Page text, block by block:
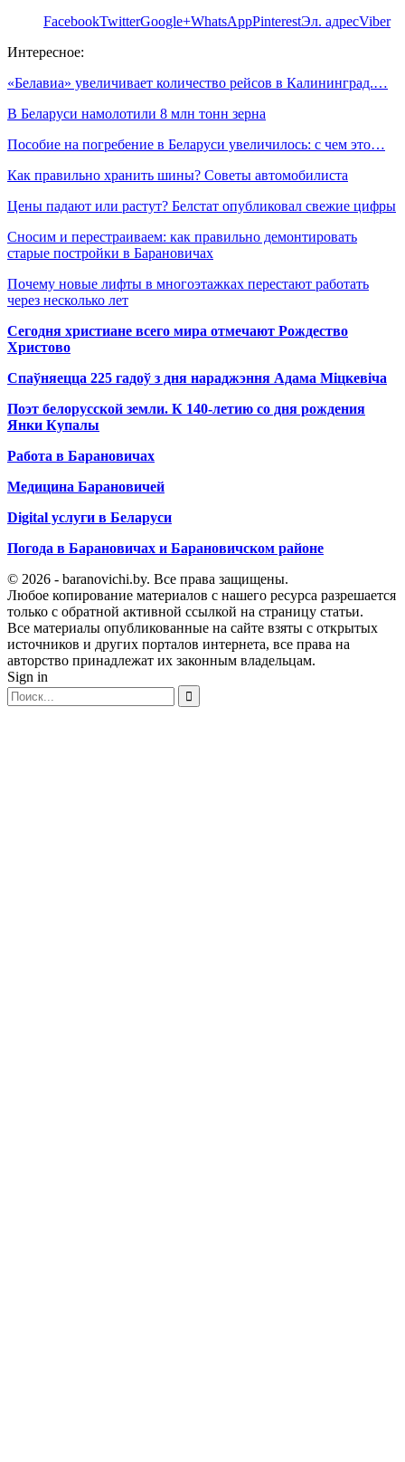
FacebookTwitterGoogle+WhatsAppPinterestЭл. адресViber
Интересное:
«Белавиа» увеличивает количество рейсов в Калининград.…
В Беларуси намолотили 8 млн тонн зерна
Пособие на погребение в Беларуси увеличилось: с чем это…
Как правильно хранить шины? Советы автомобилиста
Цены падают или растут? Белстат опубликовал свежие цифры
Сносим и перестраиваем: как правильно демонтировать
старые постройки в Барановичах
Почему новые лифты в многоэтажках перестают работать
через несколько лет
Сегодня христиане всего мира отмечают Рождество
Христово
Спаўняецца 225 гадоў з дня нараджэння Адама Міцкевіча
Поэт белорусской земли. К 140-летию со дня рождения
Янки Купалы
Работа в Барановичах
Медицина Барановичей
Digital услуги в Беларуси
Погода в Барановичах и Барановичском районе
© 2026 - baranovichi.by. Все права защищены.
Любое копирование материалов с нашего ресурса разрешается
только с обратной активной ссылкой на страницу статьи.
Все материалы опубликованные на сайте взяты с открытых
источников и других порталов интернета, все права на
авторство принадлежат их законным владельцам.
Sign in